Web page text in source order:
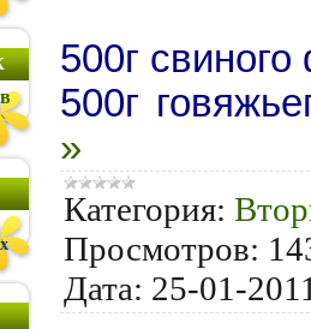
500г
500г
»
Категория:
Просмотров:
Дата: 25-01-